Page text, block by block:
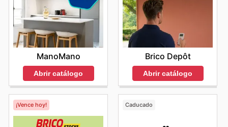
ManoMano
Abrir catálogo
Brico Depôt
Abrir catálogo
¡Vence hoy! Caducado